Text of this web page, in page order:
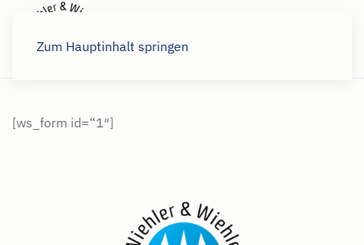
Zum Hauptinhalt springen
[ws_form id=“1″]